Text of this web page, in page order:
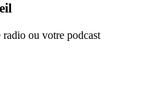
ou votre podcast